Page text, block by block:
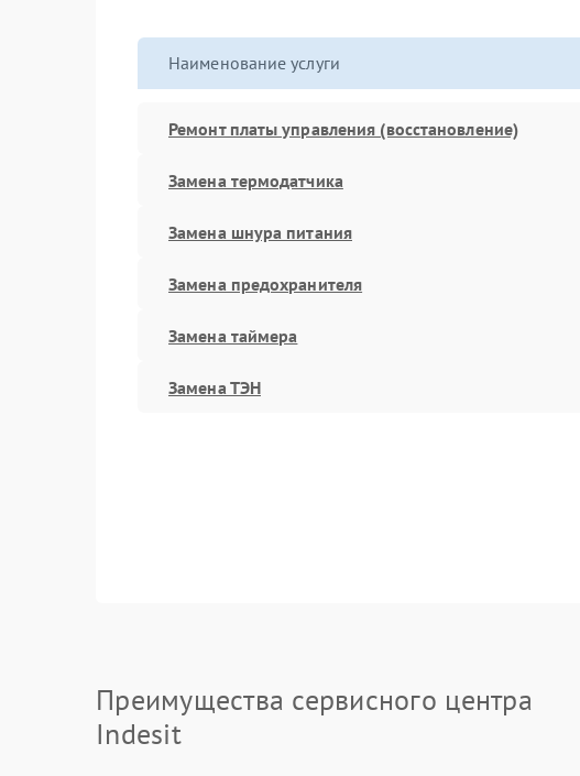
Наименование услуги
Ремонт платы управления (восстановление)
Замена термодатчика
Замена шнура питания
Замена предохранителя
Замена таймера
Замена ТЭН
Преимущества сервисного центра
Indesit